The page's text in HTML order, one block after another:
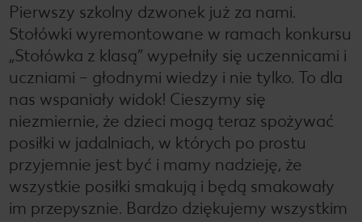
Pierwszy szkolny dzwonek już za nami.
Stołówki wyremontowane w ramach konkursu
„Stołówka z klasą” wypełniły się uczennicami i
uczniami – głodnymi wiedzy i nie tylko. To dla
nas wspaniały widok! Cieszymy się
niezmiernie, że dzieci mogą teraz spożywać
posiłki w jadalniach, w których po prostu
przyjemnie jest być i mamy nadzieję, że
wszystkie posiłki smakują i będą smakowały
im przepysznie. Bardzo dziękujemy wszystkim